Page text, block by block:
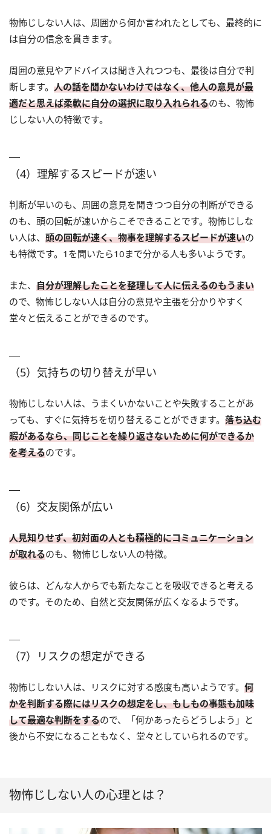
物怖じしない人は、周囲から何か言われたとしても、最終的に
は自分の信念を貫きます。
周囲の意見やアドバイスは聞き入れつつも、最後は自分で判
断します。 人の話を聞かないわけではなく、他人の意見が最
適だと思えば柔軟に自分の選択に取り入れられるのも、物怖
じしない人の特徴です。
（4）理解するスピードが速い
判断が早いのも、周囲の意見を聞きつつ自分の判断ができる
のも、頭の回転が速いからこそできることです。物怖じしな
い人は、 頭の回転が速く、物事を理解するスピードが速いの
も特徴です。1を聞いたら10まで分かる人も多いようです。
また、 自分が理解したことを整理して人に伝えるのもうまい
ので、物怖じしない人は自分の意見や主張を分かりやすく
堂々と伝えることができるのです。
（5）気持ちの切り替えが早い
物怖じしない人は、うまくいかないことや失敗することがあ
っても、すぐに気持ちを切り替えることができます。 落ち込む
暇があるなら、同じことを繰り返さないために何ができるか
を考えるのです。
（6）交友関係が広い
人見知りせず、初対面の人とも積極的にコミュニケーション
が取れるのも、物怖じしない人の特徴。
彼らは、どんな人からでも新たなことを吸収できると考える
のです。そのため、自然と交友関係が広くなるようです。
（7）リスクの想定ができる
物怖じしない人は、リスクに対する感度も高いようです。 何
かを判断する際にはリスクの想定をし、もしもの事態も加味
して最適な判断をするので、「何かあったらどうしよう」と
後から不安になることもなく、堂々としていられるのです。
物怖じしない人の心理とは？